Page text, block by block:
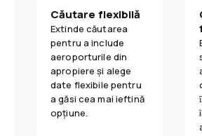
Căutare flexibilă
Extinde căutarea
pentru a include
aeroporturile din
apropiere și alege
date flexibile pentru
a găsi cea mai ieftină
opțiune.